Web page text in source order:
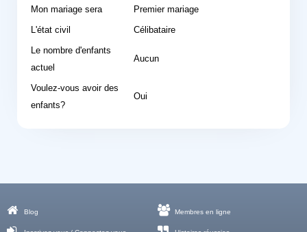
Mon mariage sera
Premier mariage
L'état civil
Célibataire
Le nombre d'enfants
actuel
Aucun
Voulez-vous avoir des
enfants?
Oui
Blog
Membres en ligne